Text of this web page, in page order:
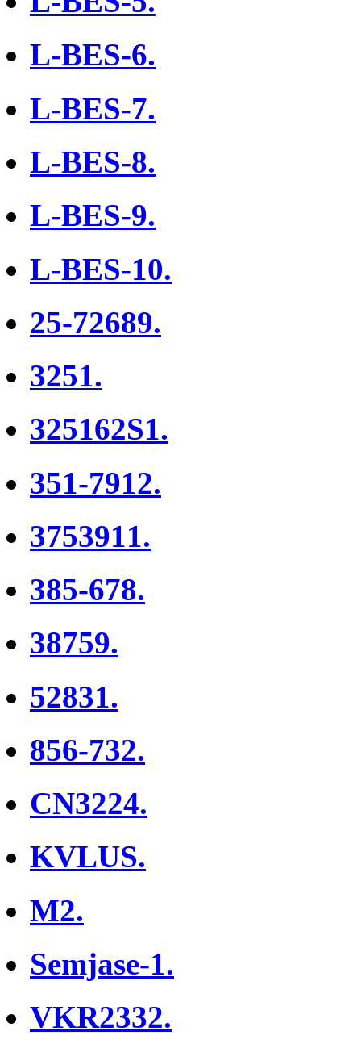
L-BES-6.
L-BES-7.
L-BES-8.
L-BES-9.
L-BES-10.
25-72689.
3251.
325162S1.
351-7912.
3753911.
385-678.
38759.
52831.
856-732.
CN3224.
KVLUS.
M2.
Semjase-1.
VKR2332.